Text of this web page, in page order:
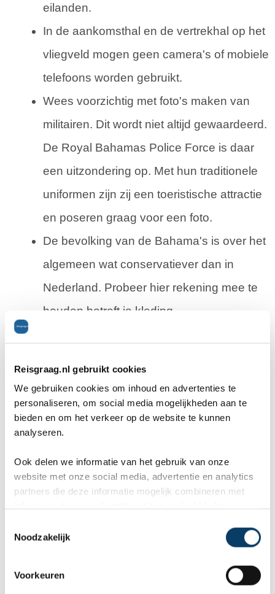
Reisgraag.nl gebruikt cookies
We gebruiken cookies om inhoud en advertenties te
personaliseren, om social media mogelijkheden aan te
bieden en om het verkeer op de website te kunnen
analyseren.
Ook delen we informatie van het gebruik van onze
website met onze social media, advertentie en analytics
partners die deze informatie mogelijk combineren met
Noodzakelijk
Voorkeuren
eilanden.
In de aankomsthal en de vertrekhal op het
vliegveld mogen geen camera's of mobiele
telefoons worden gebruikt.
Wees voorzichtig met foto's maken van
militairen. Dit wordt niet altijd gewaardeerd.
De Royal Bahamas Police Force is daar
een uitzondering op. Met hun traditionele
uniformen zijn zij een toeristische attractie
en poseren graag voor een foto.
De bevolking van de Bahama's is over het
algemeen wat conservatiever dan in
Nederland. Probeer hier rekening mee te
houden betreft je kleding.
Homoseksualiteit wordt niet algemeen
Reviews over Reisgraag.nl
klantenreviews op Kiyoh, Google en